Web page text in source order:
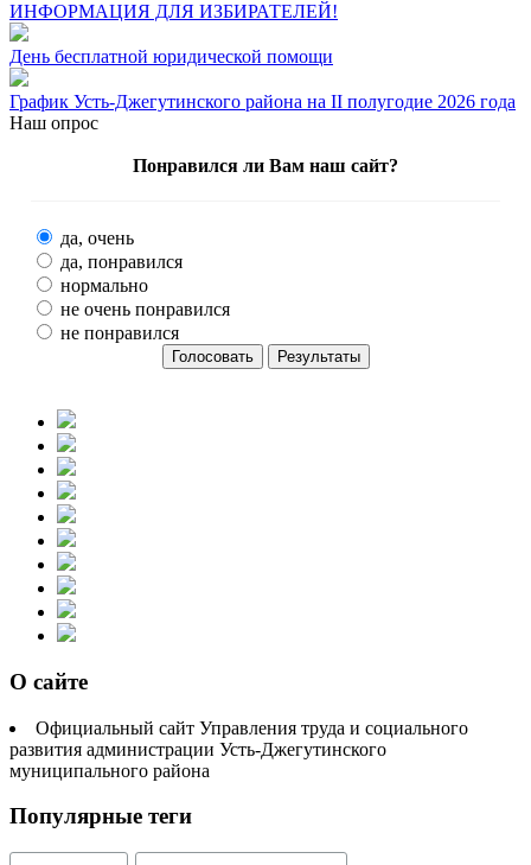
ИНФОРМАЦИЯ ДЛЯ ИЗБИРАТЕЛЕЙ!
День бесплатной юридической помощи
График Усть-Джегутинского района на II полугодие 2026 года
Наш опрос
Понравился ли Вам наш сайт?
да, очень
да, понравился
нормально
не очень понравился
не понравился
О сайте
Официальный сайт Управления труда и социального
развития администрации Усть-Джегутинского
муниципального района
Популярные теги